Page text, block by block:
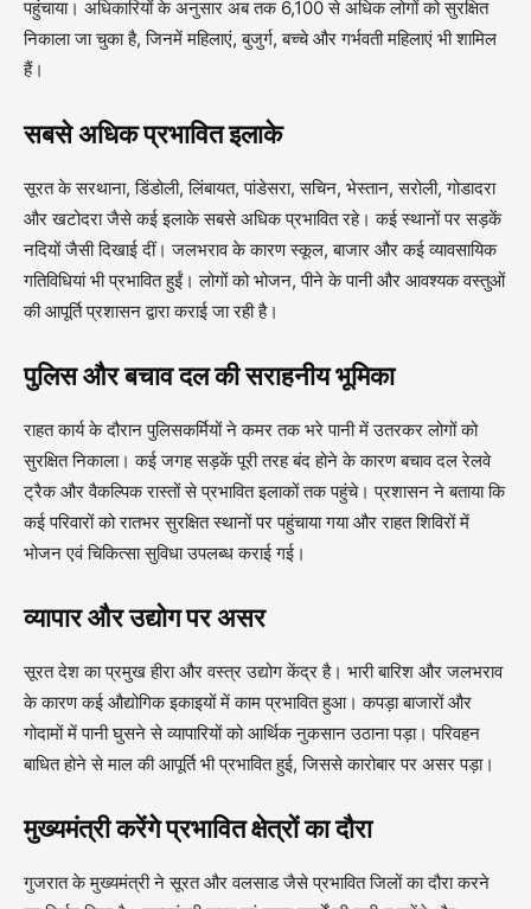
पहुंचाया। अधिकारियों के अनुसार अब तक 6,100 से अधिक लोगों को सुरक्षित
निकाला जा चुका है, जिनमें महिलाएं, बुजुर्ग, बच्चे और गर्भवती महिलाएं भी शामिल
हैं।
सबसे अधिक प्रभावित इलाके
सूरत के सरथाना, डिंडोली, लिंबायत, पांडेसरा, सचिन, भेस्तान, सरोली, गोडादरा
और खटोदरा जैसे कई इलाके सबसे अधिक प्रभावित रहे। कई स्थानों पर सड़कें
नदियों जैसी दिखाई दीं। जलभराव के कारण स्कूल, बाजार और कई व्यावसायिक
गतिविधियां भी प्रभावित हुईं। लोगों को भोजन, पीने के पानी और आवश्यक वस्तुओं
की आपूर्ति प्रशासन द्वारा कराई जा रही है।
पुलिस और बचाव दल की सराहनीय भूमिका
राहत कार्य के दौरान पुलिसकर्मियों ने कमर तक भरे पानी में उतरकर लोगों को
सुरक्षित निकाला। कई जगह सड़कें पूरी तरह बंद होने के कारण बचाव दल रेलवे
ट्रैक और वैकल्पिक रास्तों से प्रभावित इलाकों तक पहुंचे। प्रशासन ने बताया कि
कई परिवारों को रातभर सुरक्षित स्थानों पर पहुंचाया गया और राहत शिविरों में
भोजन एवं चिकित्सा सुविधा उपलब्ध कराई गई।
व्यापार और उद्योग पर असर
सूरत देश का प्रमुख हीरा और वस्त्र उद्योग केंद्र है। भारी बारिश और जलभराव
के कारण कई औद्योगिक इकाइयों में काम प्रभावित हुआ। कपड़ा बाजारों और
गोदामों में पानी घुसने से व्यापारियों को आर्थिक नुकसान उठाना पड़ा। परिवहन
बाधित होने से माल की आपूर्ति भी प्रभावित हुई, जिससे कारोबार पर असर पड़ा।
मुख्यमंत्री करेंगे प्रभावित क्षेत्रों का दौरा
गुजरात के मुख्यमंत्री ने सूरत और वलसाड जैसे प्रभावित जिलों का दौरा करने